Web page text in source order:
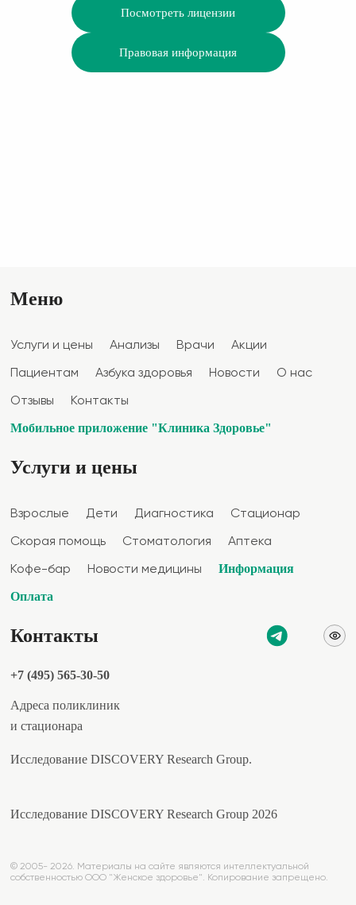
Посмотреть лицензии
Правовая информация
Меню
Услуги и цены Анализы Врачи Акции
Пациентам Азбука здоровья Новости О нас
Отзывы Контакты
Мобильное приложение "Клиника Здоровье"
Услуги и цены
Взрослые Дети Диагностика Стационар
Скорая помощь Стоматология Аптека
Кофе-бар Новости медицины Информация
Оплата
Контакты
+7 (495) 565-30-50
Адреса поликлиник
и стационара
Исследование DISCOVERY Research Group.
Исследование DISCOVERY Research Group 2026
© 2005- 2026. Материалы на сайте являются интеллектуальной
собственностью ООО "Женское здоровье". Копирование запрещено.